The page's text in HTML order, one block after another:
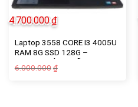
Laptop 3558 CORE I3 4005U
RAM 8G SSD 128G –
6.000.000 ₫
4.700.000₫